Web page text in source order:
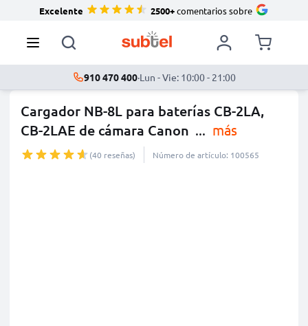
Excelente 2500+comentarios sobre
910 470 400·Lun - Vie: 10:00 - 21:00
Cargador NB-8L para baterías CB-2LA,
CB-2LAE de cámara Canon ... más
(40 reseñas) Número de artículo: 100565